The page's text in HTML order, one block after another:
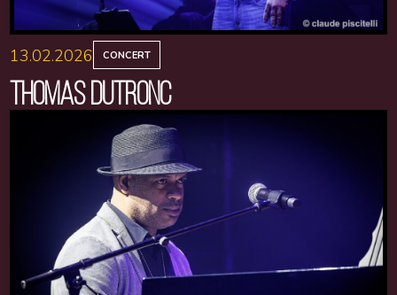
13.02.2026 CONCERT
THOMAS DUTRONC